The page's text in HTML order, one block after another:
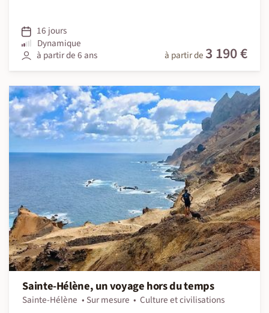
16 jours
Dynamique
à partir de 6 ans
à partir de 3 190 €
Sainte-Hélène, un voyage hors du temps
Sainte-Hélène Sur mesure
Culture et civilisations